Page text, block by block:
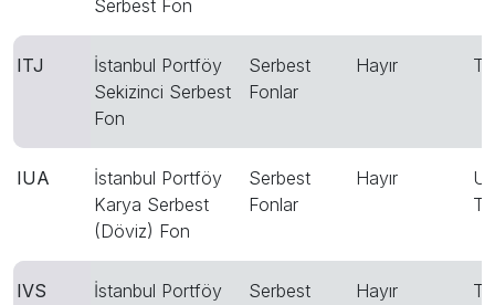
Serbest Fon
ITJ
İstanbul Portföy
Sekizinci Serbest
Fon
Serbest
Fonlar
Hayır
IUA
İstanbul Portföy
Karya Serbest
(Döviz) Fon
Serbest
Fonlar
Hayır
IVS
İstanbul Portföy
Serbest
Hayır